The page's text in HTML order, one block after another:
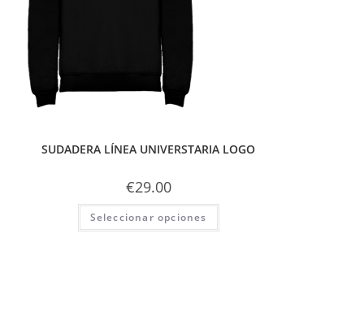
SUDADERA LÍNEA UNIVERSTARIA LOGO
€29.00
Seleccionar opciones